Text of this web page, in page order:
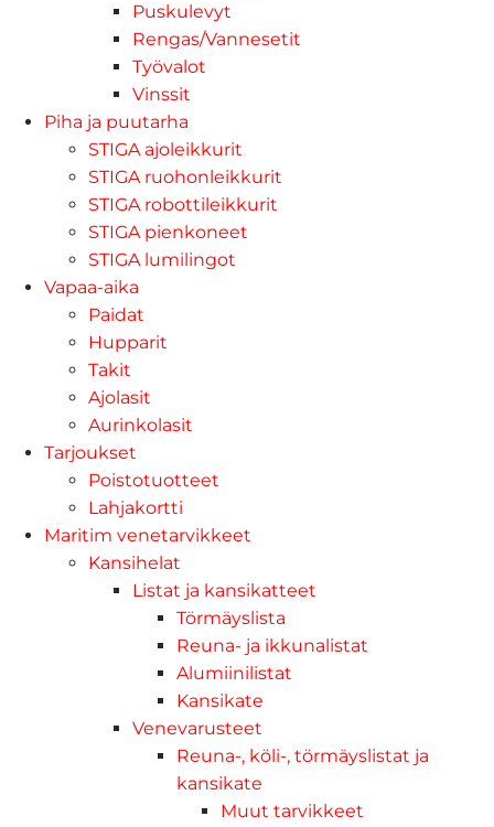
Puskulevyt
Rengas/Vannesetit
Työvalot
Vinssit
Piha ja puutarha
STIGA ajoleikkurit
STIGA ruohonleikkurit
STIGA robottileikkurit
STIGA pienkoneet
STIGA lumilingot
Vapaa-aika
Paidat
Hupparit
Takit
Ajolasit
Aurinkolasit
Tarjoukset
Poistotuotteet
Lahjakortti
Maritim venetarvikkeet
Kansihelat
Listat ja kansikatteet
Törmäyslista
Reuna- ja ikkunalistat
Alumiinilistat
Kansikate
Venevarusteet
Reuna-, köli-, törmäyslistat ja
kansikate
Muut tarvikkeet